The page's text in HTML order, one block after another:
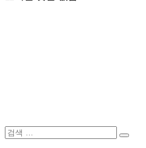
검
검